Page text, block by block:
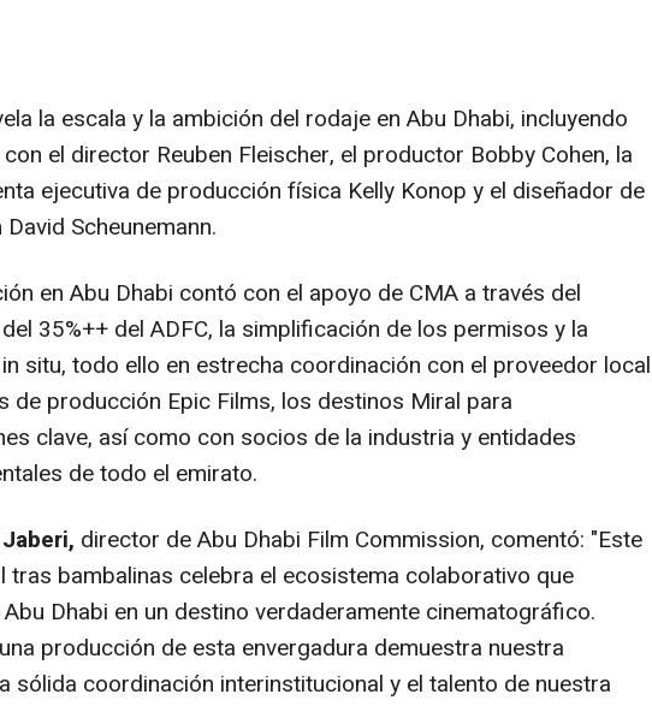
la escala y la ambición del rodaje en Abu Dhabi, incluyendo
el director Reuben Fleischer, el productor Bobby Cohen, la
ejecutiva de producción física Kelly Konop y el diseñador de
David Scheunemann.
en Abu Dhabi contó con el apoyo de CMA a través del
35%++ del ADFC, la simplificación de los permisos y la
situ, todo ello en estrecha coordinación con el proveedor local
de producción Epic Films, los destinos Miral para
clave, así como con socios de la industria y entidades
de todo el emirato.
, director de Abu Dhabi Film Commission, comentó: "Este
tras bambalinas celebra el ecosistema colaborativo que
Abu Dhabi en un destino verdaderamente cinematográfico.
producción de esta envergadura demuestra nuestra
sólida coordinación interinstitucional y el talento de nuestra